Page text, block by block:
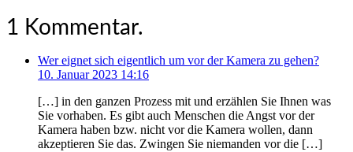
1 Kommentar.
Wer eignet sich eigentlich um vor der Kamera zu gehen?
10. Januar 2023 14:16
[…] in den ganzen Prozess mit und erzählen Sie Ihnen was
Sie vorhaben. Es gibt auch Menschen die Angst vor der
Kamera haben bzw. nicht vor die Kamera wollen, dann
akzeptieren Sie das. Zwingen Sie niemanden vor die […]